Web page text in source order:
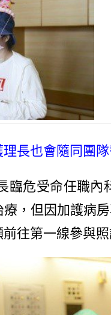
長也會隨同團
危受命任職內
，但因加護病
往第一線參與